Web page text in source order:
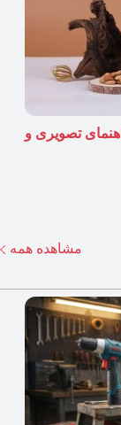
تصویری و
مشاهده همه